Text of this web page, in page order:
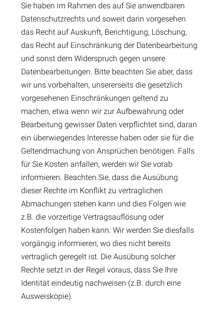
Sie haben im Rahmen des auf Sie anwendbaren
Datenschutzrechts und soweit darin vorgesehen
das Recht auf Auskunft, Berichtigung, Löschung,
das Recht auf Einschränkung der Datenbearbeitung
und sonst dem Widerspruch gegen unsere
Datenbearbeitungen. Bitte beachten Sie aber, dass
wir uns vorbehalten, unsererseits die gesetzlich
vorgesehenen Einschränkungen geltend zu
machen, etwa wenn wir zur Aufbewahrung oder
Bearbeitung gewisser Daten verpflichtet sind, daran
ein überwiegendes Interesse haben oder sie für die
Geltendmachung von Ansprüchen benötigen. Falls
für Sie Kosten anfallen, werden wir Sie vorab
informieren. Beachten Sie, dass die Ausübung
dieser Rechte im Konflikt zu vertraglichen
Abmachungen stehen kann und dies Folgen wie
z.B. die vorzeitige Vertragsauflösung oder
Kostenfolgen haben kann. Wir werden Sie diesfalls
vorgängig informieren, wo dies nicht bereits
vertraglich geregelt ist. Die Ausübung solcher
Rechte setzt in der Regel voraus, dass Sie Ihre
Identität eindeutig nachweisen (z.B. durch eine
Ausweiskopie).